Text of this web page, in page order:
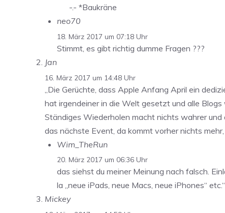
-.- *Baukräne
neo70
18. März 2017 um 07:18 Uhr
Stimmt, es gibt richtig dumme Fragen ???
Jan
16. März 2017 um 14:48 Uhr
„Die Gerüchte, dass Apple Anfang April ein
hat irgendeiner in die Welt gesetzt und alle
Ständiges Wiederholen macht nichts wahrer
das nächste Event, da kommt vorher nichts
Wim_TheRun
20. März 2017 um 06:36 Uhr
das siehst du meiner Meinung nach falsch.
la „neue iPads, neue Macs, neue iPhones“ etc.“
Mickey